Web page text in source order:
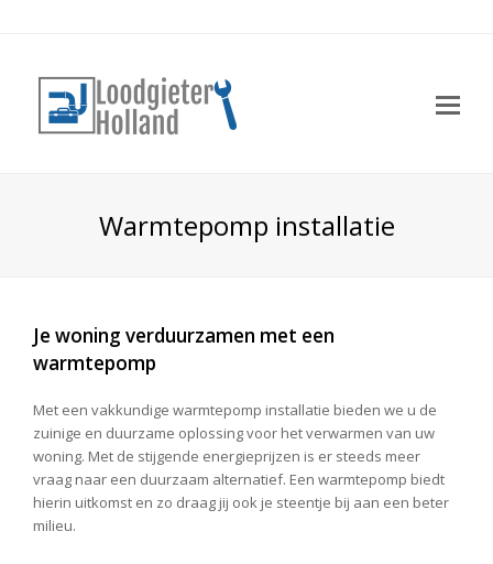
Warmtepomp installatie
Je woning verduurzamen met een
warmtepomp
Met een vakkundige warmtepomp installatie bieden we u de
zuinige en duurzame oplossing voor het verwarmen van uw
woning. Met de stijgende energieprijzen is er steeds meer
vraag naar een duurzaam alternatief. Een warmtepomp biedt
hierin uitkomst en zo draag jij ook je steentje bij aan een beter
milieu.